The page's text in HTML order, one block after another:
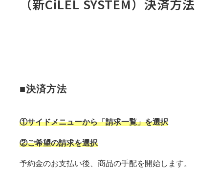
（新CiLEL SYSTEM）決済方法
■決済方法
①サイドメニューから「請求一覧」を選択
②ご希望の請求を選択
予約金のお支払い後、商品の手配を開始します。